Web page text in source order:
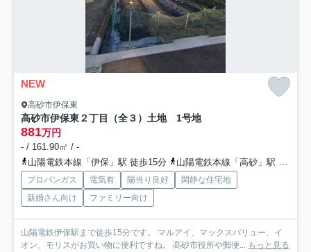
NEW
高砂市伊保東
高砂市伊保東２丁目（全３）土地 1号地
881万円
- / 161.90㎡ / -
山陽電鉄本線「伊保」駅 徒歩15分
山陽電鉄本線「高砂」駅 徒歩37分
プロパンガス 電気有 陽当り良好
閑静な住宅地
新婚さん向け
ファミリー向け
山陽電鉄伊保駅まで徒歩15分です。 マルアイ、マックスバリュー、イ
オン、モリスがお買い物に便利ですね。 高砂市役所や郵便...
もっと見る